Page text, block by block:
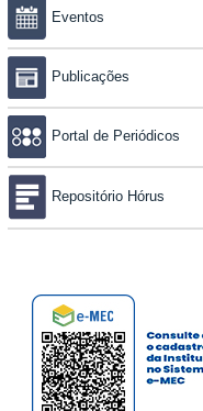
Eventos
Publicações
Portal de Periódicos
Repositório Hórus